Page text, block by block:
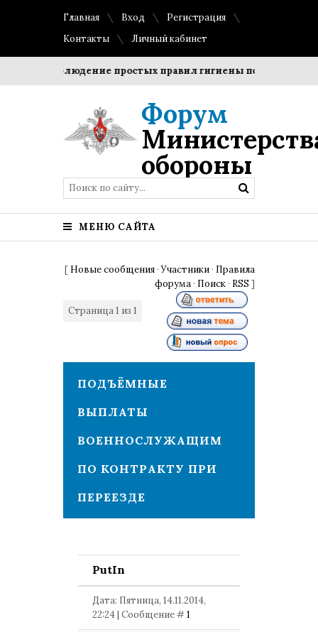
Главная Вход
Регистрация
Контакты
Личный кабинет
Соблюдение простых правил гигиены помогает
Форум
обороны
МЕНЮ САЙТА
[ Новые сообщения ·Участники · Правила
форума · Поиск · RSS ]
Страница1 из 1
ПОДЪЁМНЫЕ
ВЫПЛАТЫ
ВОЕННОСЛУЖАЩИМ
ПО КОНТРАКТУ ПРИ
ПЕРЕЕЗДЕ
PutIn
Дата: Пятница, 14.11.2014,
22:24 | Сообщение #1